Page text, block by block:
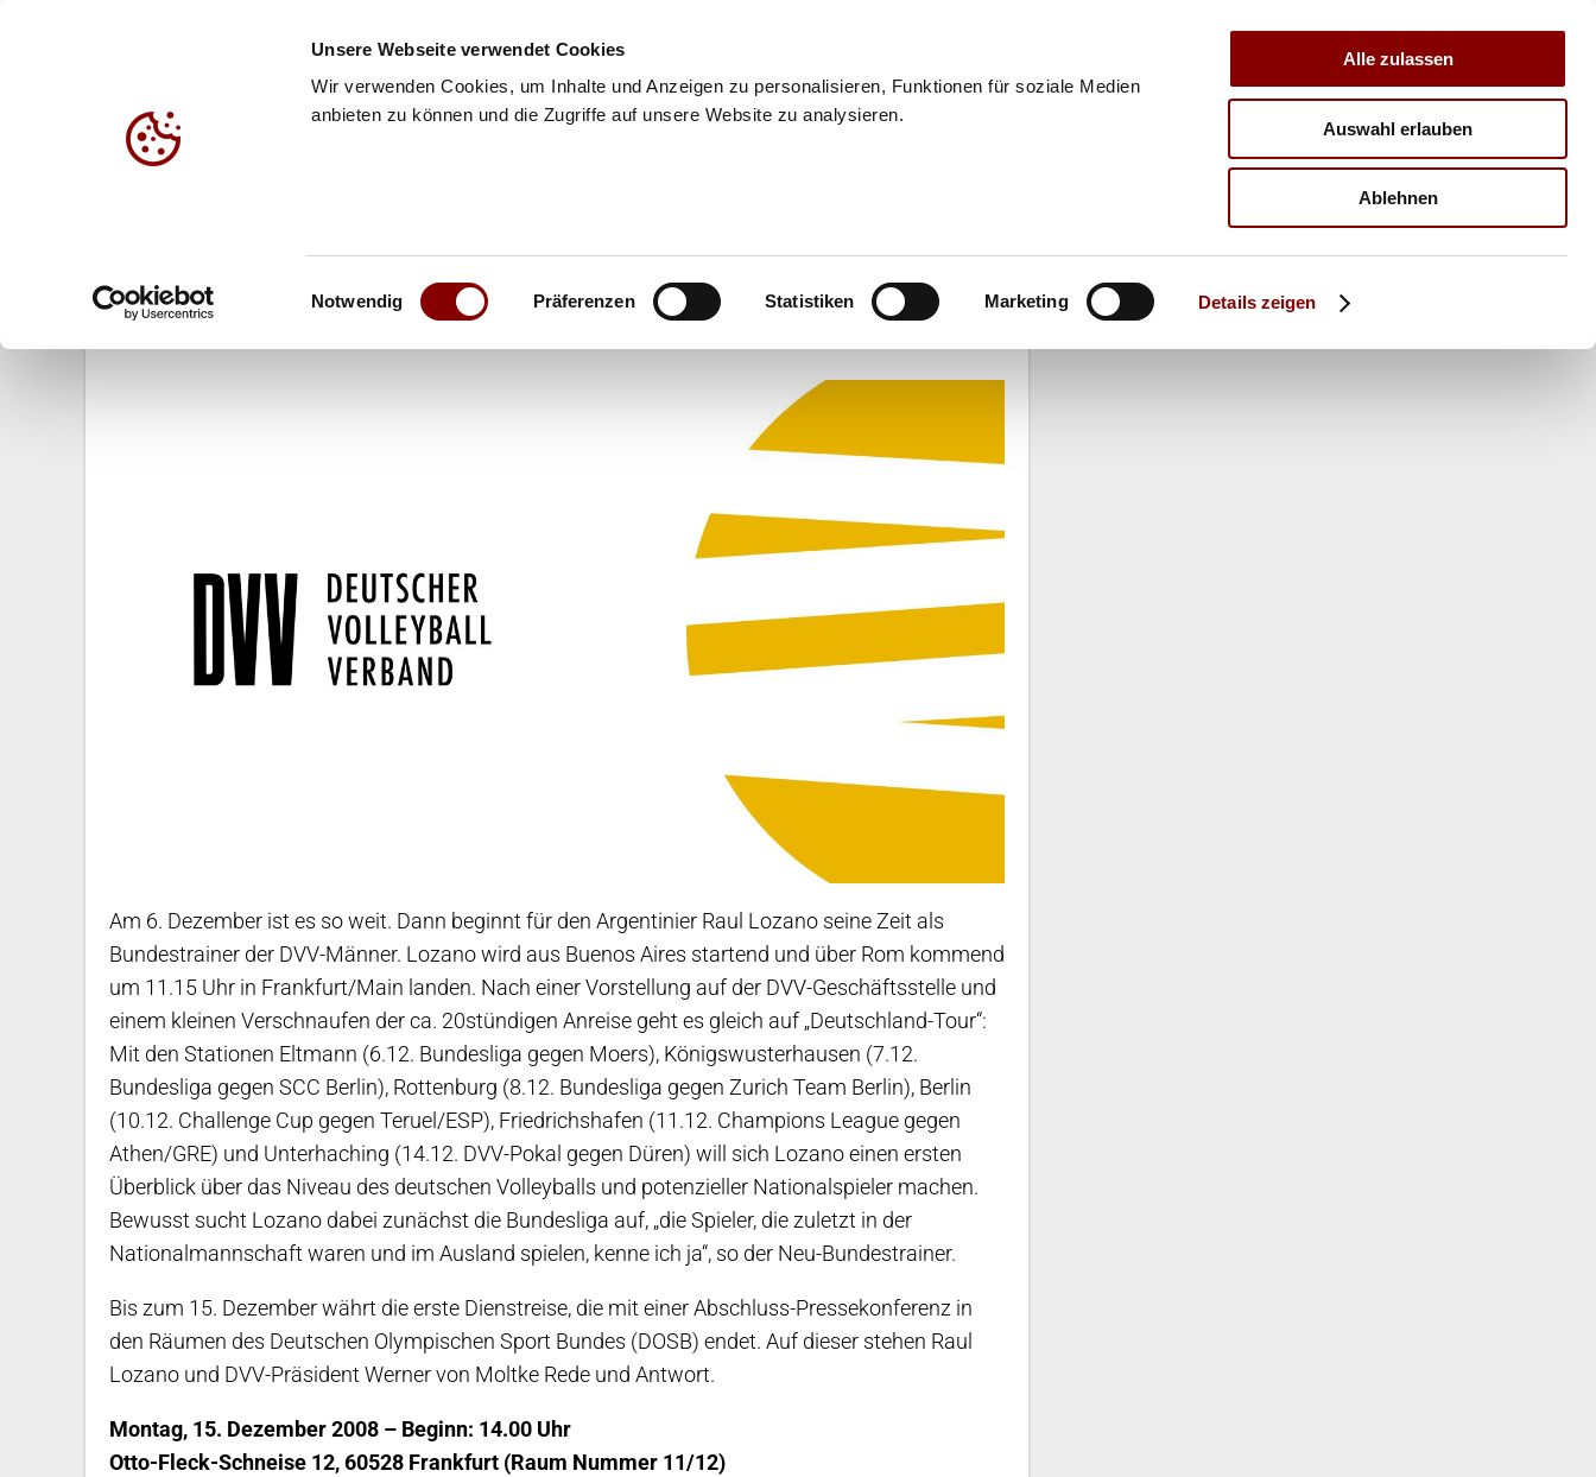
Unsere Webseite verwendet Cookies
Wir verwenden Cookies, um Inhalte und Anzeigen zu personalisieren, Funktionen für soziale Medien
anbieten zu können und die Zugriffe auf unsere Website zu analysieren.
Einwilligungsauswahl
Notwendig Präferenzen Statistiken Marketing Details zeigen
Alle zulassen
Auswahl erlauben
Ablehnen
VERBAND TRAINER
DVV-Männer: Antrittsbesuch und Deutschland-Tour von Bundestrainer
Am 6. Dezember ist es so weit. Dann beginnt für den Argentinier Raul Lozano seine Zeit als
Bundestrainer der DVV-Männer. Lozano wird aus Buenos Aires startend und über Rom kommend
um 11.15 Uhr in Frankfurt/Main landen. Nach einer Vorstellung auf der DVV-Geschäftsstelle und
einem kleinen Verschnaufen der ca. 20stündigen Anreise geht es gleich auf „Deutschland-Tour“:
Mit den Stationen Eltmann (6.12. Bundesliga gegen Moers), Königswusterhausen (7.12.
Bundesliga gegen SCC Berlin), Rottenburg (8.12. Bundesliga gegen Zurich Team Berlin), Berlin
(10.12. Challenge Cup gegen Teruel/ESP), Friedrichshafen (11.12. Champions League gegen
Athen/GRE) und Unterhaching (14.12. DVV-Pokal gegen Düren) will sich Lozano einen ersten
Überblick über das Niveau des deutschen Volleyballs und potenzieller Nationalspieler machen.
Bewusst sucht Lozano dabei zunächst die Bundesliga auf, „die Spieler, die zuletzt in der
Nationalmannschaft waren und im Ausland spielen, kenne ich ja“, so der Neu-Bundestrainer.
Bis zum 15. Dezember währt die erste Dienstreise, die mit einer Abschluss-Pressekonferenz in
den Räumen des Deutschen Olympischen Sport Bundes (DOSB) endet. Auf dieser stehen Raul
Lozano und DVV-Präsident Werner von Moltke Rede und Antwort.
Montag, 15. Dezember 2008 – Beginn: 14.00 Uhr
Otto-Fleck-Schneise 12, 60528 Frankfurt (Raum Nummer 11/12)